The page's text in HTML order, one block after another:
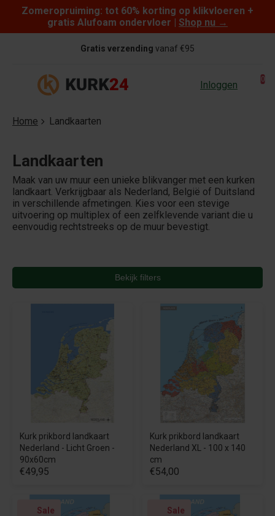
Skip to content
Zomeropruiming: tot 60% korting op klikvloeren +
gratis Alufoam ondervloer | Shop nu →
Gratis verzending vanaf €95
Inloggen 0
Home Landkaarten
Landkaarten
Maak van uw muur een unieke blikvanger met een kurken
landkaart. Verkrijgbaar als Nederland, België of Duitsland
in verschillende afmetingen. Kies voor een stevige
uitvoering op multiplex of een zelfklevende variant die u
eenvoudig rechtstreeks op de muur bevestigt.
Bekijk filters
Kurk prikbord landkaart
Nederland - Licht Groen -
90x60cm
€49,95
Kurk prikbord landkaart
Nederland XL - 100 x 140
cm
€54,00
Sale Sale